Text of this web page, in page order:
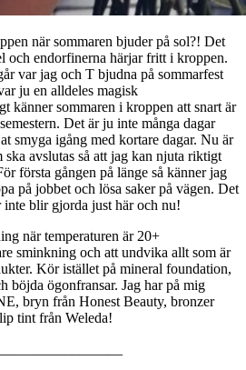
när sommaren bjuder på sol?! Det
och endorfinerna härjar fritt i kroppen.
var jag och T bjudna på sommarfest
ju en alldeles magisk
känner sommaren i kroppen att snart är
Det är ju inte många dagar
smyga igång med kortare dagar. Nu är
ska avslutas så att jag kan njuta riktigt
första gången på länge så känner jag
på jobbet och lösa saker på vägen. Det
inte blir gjorda just här och nu!
när temperaturen är 20+
sminkning och att undvika allt som är
Kör istället på mineral foundation,
böjda ögonfransar. Jag har på mig
bryn från Honest Beauty, bronzer
tint från Weleda!